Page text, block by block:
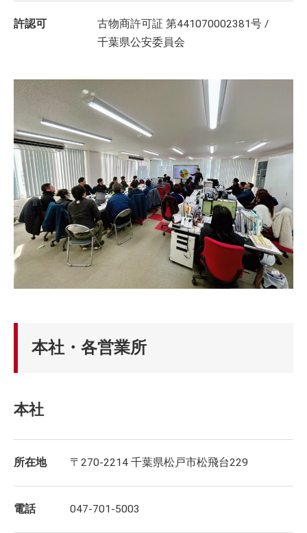
許認可
古物商許可証 第441070002381号 /
千葉県公安委員会
本社・各営業所
本社
所在地 〒270-2214 千葉県松戸市松飛台229
電話 047-701-5003